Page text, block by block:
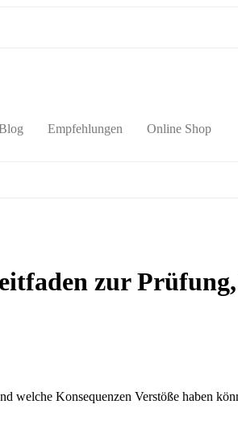
Empfehlungen Online Shop
zur
welche Konsequenzen Verstöße haben